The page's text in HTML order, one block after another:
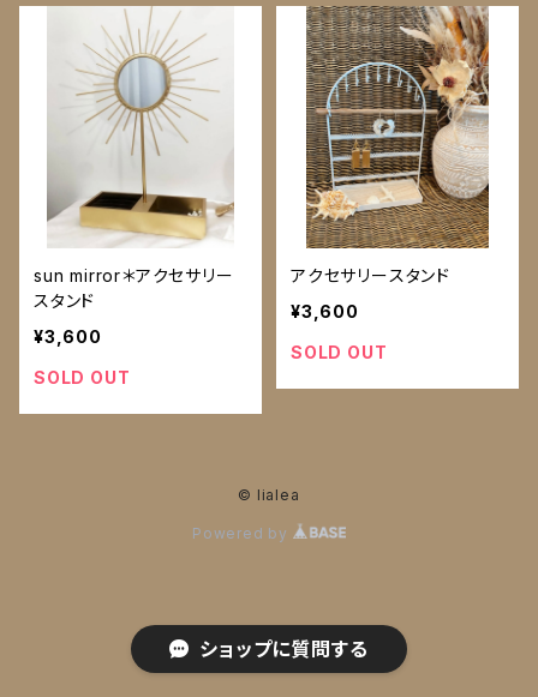
sun mirror＊アクセサリー
スタンド
¥3,600
SOLD OUT
アクセサリースタンド
¥3,600
SOLD OUT
© lialea
Powered by
ショップに質問する